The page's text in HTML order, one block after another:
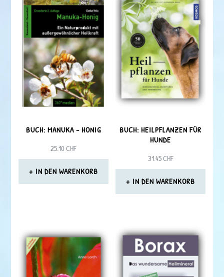
BUCH: MANUKA – HONIG
25.10CHF
IN DEN WARENKORB
BUCH: HEILPFLANZEN FÜR
HUNDE
31.45CHF
IN DEN WARENKORB